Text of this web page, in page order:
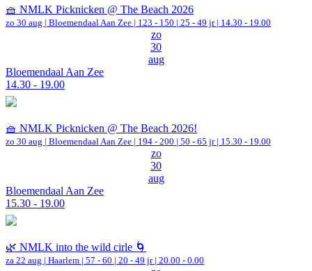
🧺 NMLK Picknicken @ The Beach 2026
zo 30 aug | Bloemendaal Aan Zee | 123 - 150 | 25 - 49 jr | 14.30 - 19.00
zo
30
aug
Bloemendaal Aan Zee
14.30 - 19.00
🧺 NMLK Picknicken @ The Beach 2026!
zo 30 aug | Bloemendaal Aan Zee | 194 - 200 | 50 - 65 jr | 15.30 - 19.00
zo
30
aug
Bloemendaal Aan Zee
15.30 - 19.00
🌿 NMLK into the wild cirle 🌀
za 22 aug | Haarlem | 57 - 60 | 20 - 49 jr | 20.00 - 0.00